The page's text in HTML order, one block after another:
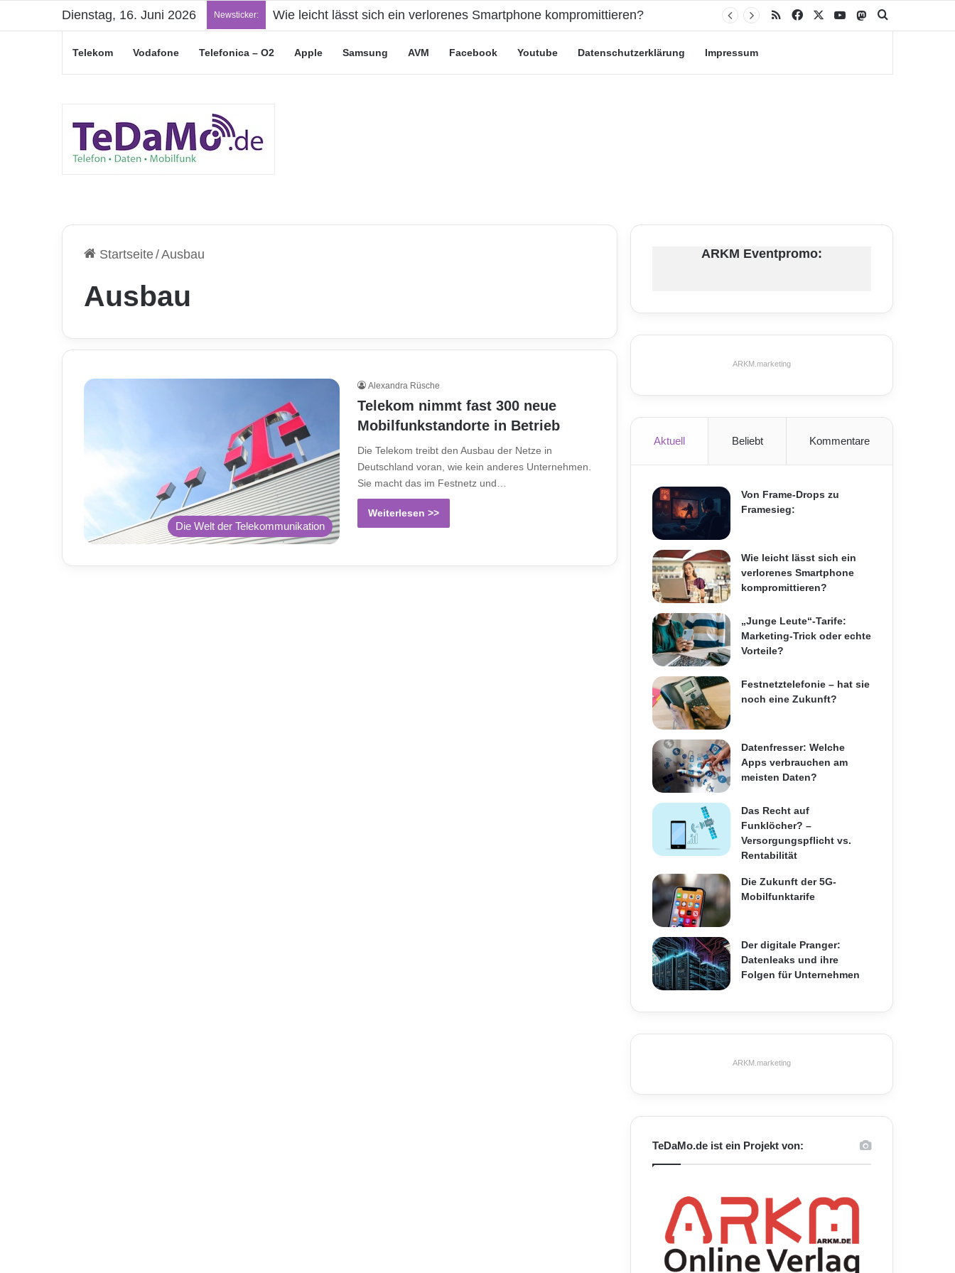
Dienstag, 16. Juni 2026 Newsticker: Wie leicht lässt sich ein verlorenes Smartphone kompromittieren? RSS Facebook YouTubeMastodon
Telekom Vodafone Telefonica – O2 Apple Samsung AVM Facebook Youtube Datenschutzerklärung Impressum
Startseite/Ausbau
Ausbau
Die Welt der Telekommunikation
Alexandra Rüsche
Telekom nimmt fast 300 neue
Mobilfunkstandorte in Betrieb
Die Telekom treibt den Ausbau der Netze in
Deutschland voran, wie kein anderes Unternehmen.
Sie macht das im Festnetz und…
Weiterlesen >>
ARKM Eventpromo:
ARKM.marketing
Aktuell Beliebt Kommentare
Von Frame-Drops zu
Framesieg:
Wie leicht lässt sich ein
verlorenes Smartphone
kompromittieren?
„Junge Leute“-Tarife:
Marketing-Trick oder echte
Vorteile?
Festnetztelefonie – hat sie
noch eine Zukunft?
Datenfresser: Welche
Apps verbrauchen am
meisten Daten?
Das Recht auf
Funklöcher? –
Versorgungspflicht vs.
Rentabilität
Die Zukunft der 5G-
Mobilfunktarife
Der digitale Pranger:
Datenleaks und ihre
Folgen für Unternehmen
ARKM.marketing
TeDaMo.de ist ein Projekt von: